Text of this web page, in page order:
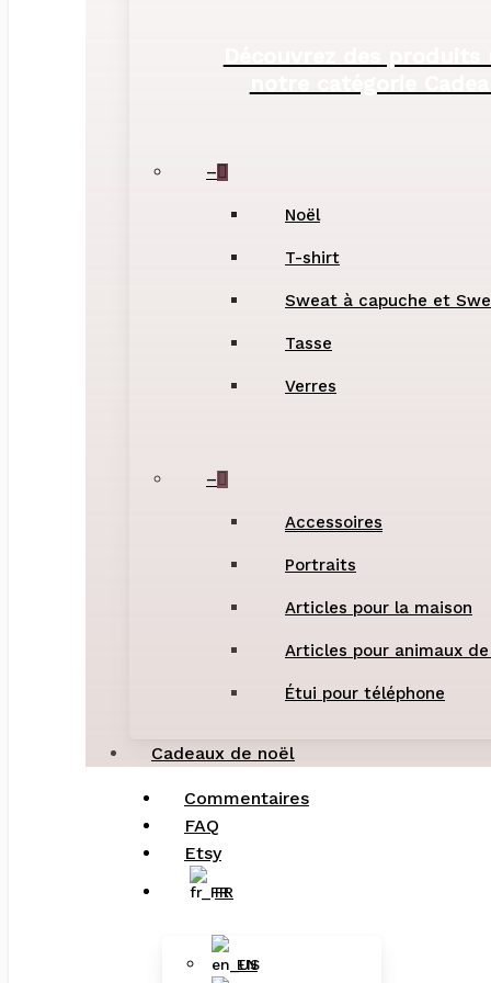
–
Noël
T-shirt
Sweat à capuche et
Tasse
Verres
–
Accessoires
Portraits
Articles pour la maison
Articles pour animaux
Étui pour téléphone
Cadeaux de noël
Commentaires
FAQ
Etsy
FR
EN